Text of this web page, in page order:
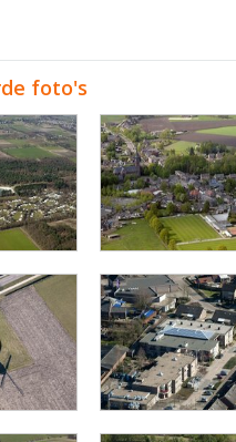
foto's